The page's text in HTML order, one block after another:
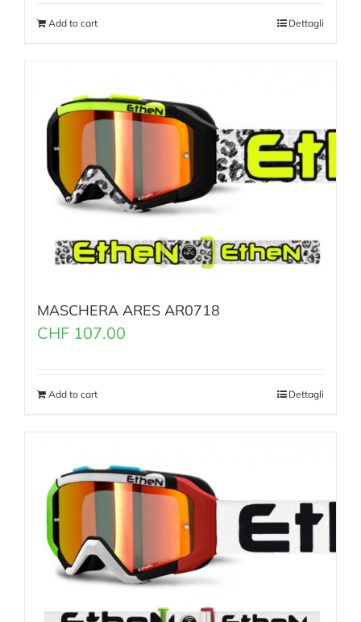
Add to cart Dettagli
MASCHERA ARES AR0718
CHF 107.00
Add to cart Dettagli